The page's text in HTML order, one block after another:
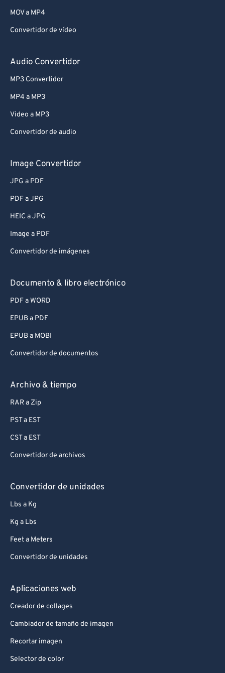
MOV a MP4
Convertidor de vídeo
Audio Convertidor
MP3 Convertidor
MP4 a MP3
Video a MP3
Convertidor de audio
Image Convertidor
JPG a PDF
PDF a JPG
HEIC a JPG
Image a PDF
Convertidor de imágenes
Documento & libro electrónico
PDF a WORD
EPUB a PDF
EPUB a MOBI
Convertidor de documentos
Archivo & tiempo
RAR a Zip
PST a EST
CST a EST
Convertidor de archivos
Convertidor de unidades
Lbs a Kg
Kg a Lbs
Feet a Meters
Convertidor de unidades
Aplicaciones web
Creador de collages
Cambiador de tamaño de imagen
Recortar imagen
Selector de color